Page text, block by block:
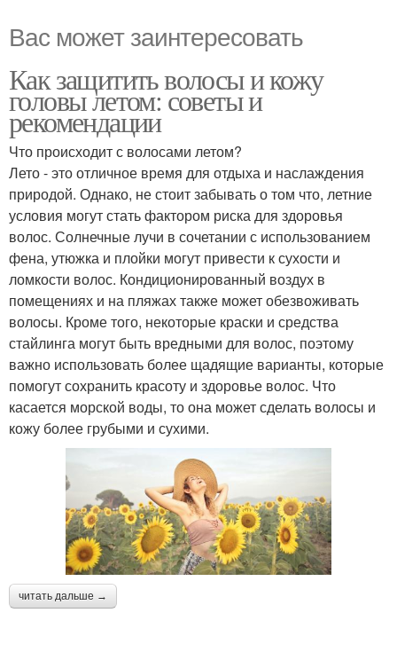
Вас может заинтересовать
Как защитить волосы и кожу
головы летом: советы и
рекомендации
Что происходит с волосами летом?
Лето - это отличное время для отдыха и наслаждения
природой. Однако, не стоит забывать о том что, летние
условия могут стать фактором риска для здоровья
волос. Солнечные лучи в сочетании с использованием
фена, утюжка и плойки могут привести к сухости и
ломкости волос. Кондиционированный воздух в
помещениях и на пляжах также может обезвоживать
волосы. Кроме того, некоторые краски и средства
стайлинга могут быть вредными для волос, поэтому
важно использовать более щадящие варианты, которые
помогут сохранить красоту и здоровье волос. Что
касается морской воды, то она может сделать волосы и
кожу более грубыми и сухими.
читать дальше →